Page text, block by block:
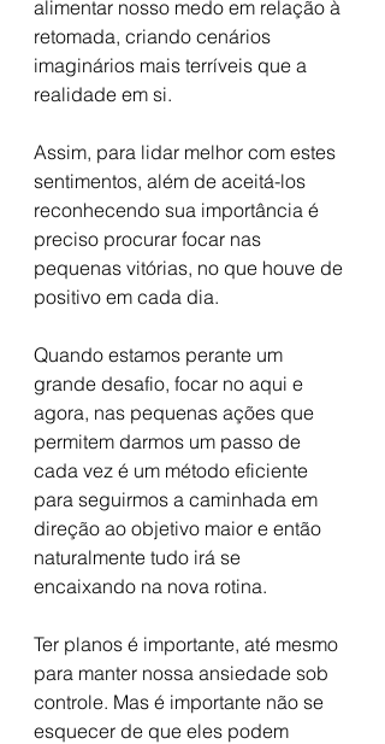
alimentar nosso medo em relação à
retomada, criando cenários
imaginários mais terríveis que a
realidade em si.
Assim, para lidar melhor com estes
sentimentos, além de aceitá-los
reconhecendo sua importância é
preciso procurar focar nas
pequenas vitórias, no que houve de
positivo em cada dia.
Quando estamos perante um
grande desafio, focar no aqui e
agora, nas pequenas ações que
permitem darmos um passo de
cada vez é um método eficiente
para seguirmos a caminhada em
direção ao objetivo maior e então
naturalmente tudo irá se
encaixando na nova rotina.
Ter planos é importante, até mesmo
para manter nossa ansiedade sob
controle. Mas é importante não se
esquecer de que eles podem